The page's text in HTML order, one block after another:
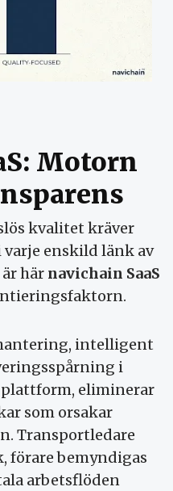
Motorn
kvalitet kräver
enskild länk av
här navichain SaaS
intelligent
i
plattform, eliminerar
som orsakar
Transportledare
förare bemyndigas
arbetsflöden